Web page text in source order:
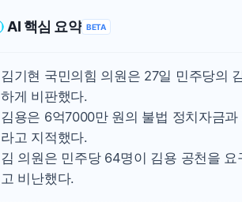
AI 핵심 요약 BETA
김기현 국민의힘 의원은 27일 민주당의
하게 비판했다.
김용은 6억7000만 원의 불법 정치자금
라고 지적했다.
김 의원은 민주당 64명이 김용 공천을
고 비난했다.